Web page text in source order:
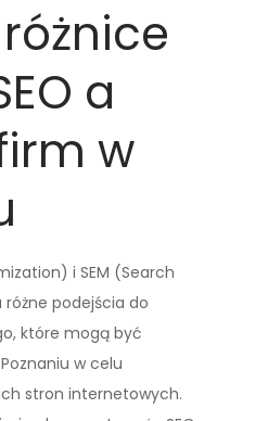
a
w
i SEM (Search
podejścia do
które mogą być
w celu
stron internetowych.